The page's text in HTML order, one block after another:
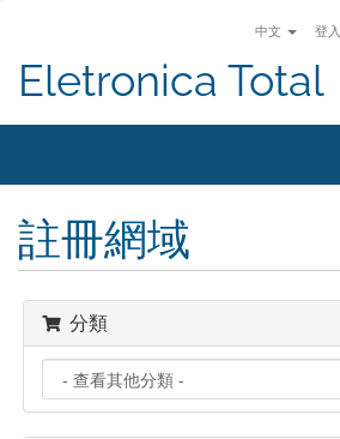
中文 登入
Eletronica Total
註冊網域
分類